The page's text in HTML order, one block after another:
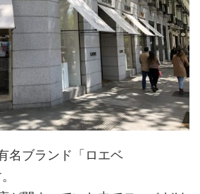
名ブランド「ロエベ